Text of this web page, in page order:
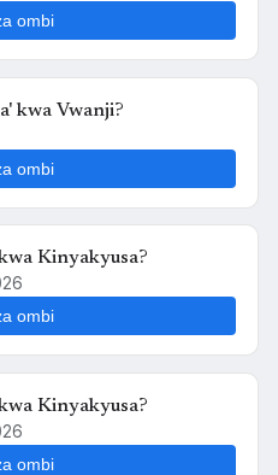
ombi
kwa Vwanji?
ombi
Kinyakyusa?
ombi
Kinyakyusa?
ombi